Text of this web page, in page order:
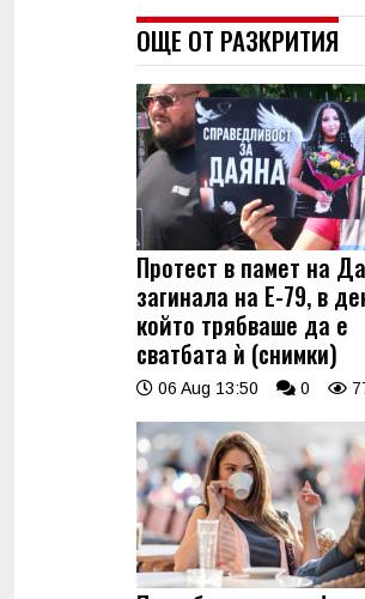
ОЩЕ ОТ РАЗКРИТИЯ
Протест в памет на
загинала на Е-79, в
който трябваше да е
сватбата ѝ (снимки)
06 Aug 13:50 0